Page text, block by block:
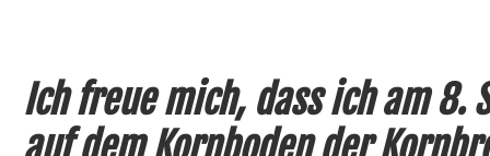
Ich freue mich, dass ich am 8.